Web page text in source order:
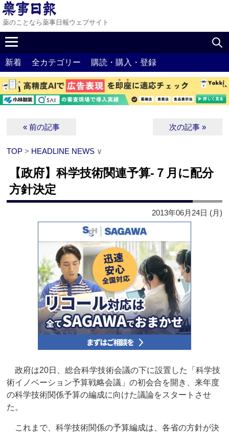
薬のことなら薬事日報ウェブサイト
新着 全カテゴリー 購読・購入・登録
« 前の記事 次の記事 »
TOP > HEADLINE NEWS ∨
【政府】科学技術関連予算‐７月に配分
方針決定
2013年06月24日 (月)
政府は20日、総合科学技術会議の下に設置した「科学技
術イノベーション予算戦略会議」の初会合を開き、来年度
の科学技術関係予算の編成に向けた議論をスタートさせ
た。
これまで、科学技術関係の予算編成は、各省の方針が決